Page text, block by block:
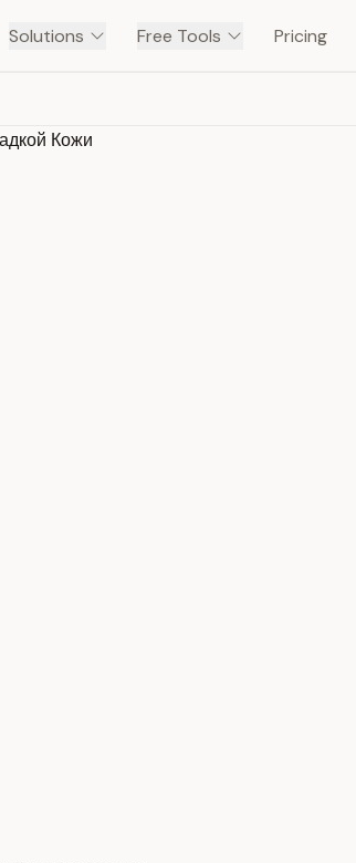
Solutions Free Tools Pricing
Кожи